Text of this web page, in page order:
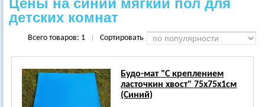
Цены на синий мягкий пол для
детских комнат
Всего товаров: 1 Сортировать
Будо-мат "С креплением
ласточкин хвост" 75х75х1см
(Синий)